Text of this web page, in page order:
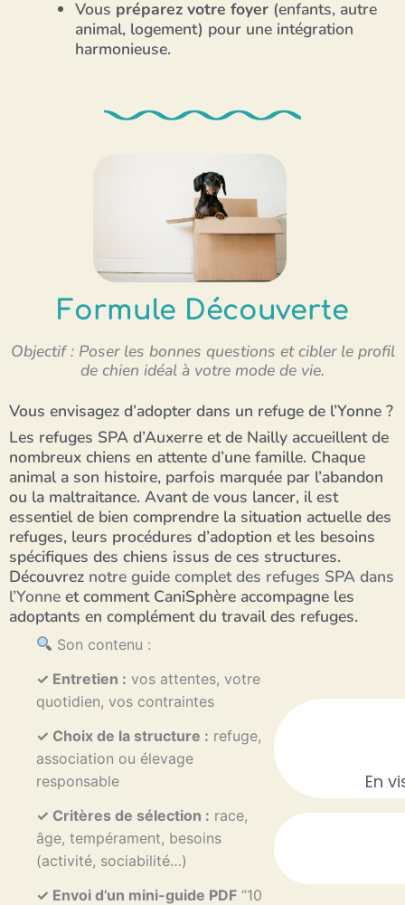
Vous préparez votre foyer(enfants, autre
animal, logement) pour une intégration
harmonieuse.
Formule Découverte
Objectif : Poser les bonnes questions et cibler le profil
de chien idéal à votre mode de vie.
Vous envisagez d’adopter dans un refuge de l’Yonne ?
Les refuges SPA d’Auxerre et de Nailly accueillent de
nombreux chiens en attente d’une famille. Chaque
animal a son histoire, parfois marquée par l’abandon
ou la maltraitance. Avant de vous lancer, il est
essentiel de bien comprendre la situation actuelle des
refuges, leurs procédures d’adoption et les besoins
spécifiques des chiens issus de ces structures.
Découvrez notre guide complet des refuges SPA dans
l’Yonne et comment CaniSphère accompagne les
adoptants en complément du travail des refuges.
Son contenu :
✓ Entretien : vos attentes, votre
quotidien, vos contraintes
✓ Choix de la structure : refuge,
association ou élevage
responsable
✓ Critères de sélection : race,
âge, tempérament, besoins
(activité, sociabilité…)
✓ Envoi d’un mini-guide PDF “10
En